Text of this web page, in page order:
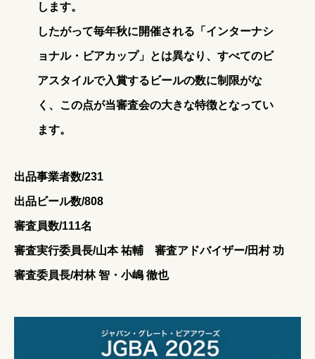
します。
したがって毎年秋に開催される「インターナシ
ョナル・ビアカップ」とは異なり、すべてのビ
アスタイルで入賞するビールの数に制限がな
く、この点が当審査会の⼤きな特徴となってい
ます。
出品事業者数/231
出品ビール数/808
審査員数/111名
審査実⾏委員⻑/⼭本 祐輔 審査アドバイザー/⽥村 功
審査委員⻑/村林 智・⼩嶋 徹也